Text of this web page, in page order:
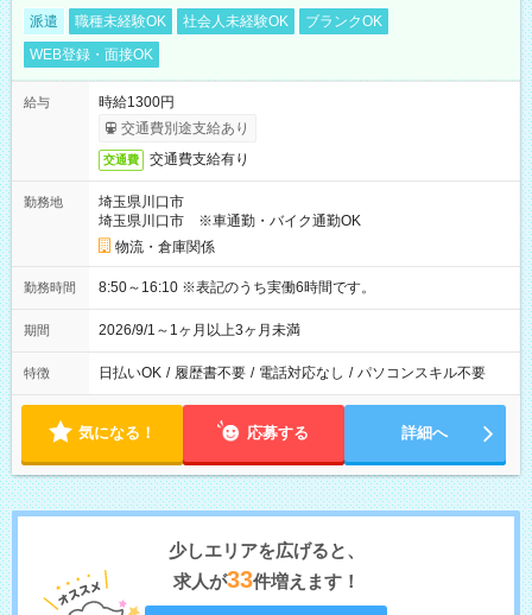
派遣 職種未経験OK 社会人未経験OK
ブランクOK
WEB登録・面接OK
給与
時給1300円
交通費別途支給あり
交通費 交通費支給有り
勤務地
埼玉県川口市
埼玉県川口市 ※車通勤・バイク通勤OK
物流・倉庫関係
勤務時間 8:50～16:10 ※表記のうち実働6時間です。
期間 2026/9/1～1ヶ月以上3ヶ月未満
特徴 日払いOK / 履歴書不要 / 電話対応なし / パソコンスキル不要
気になる！ 応募する 詳細へ
少しエリアを広げると、
求人が33件増えます！